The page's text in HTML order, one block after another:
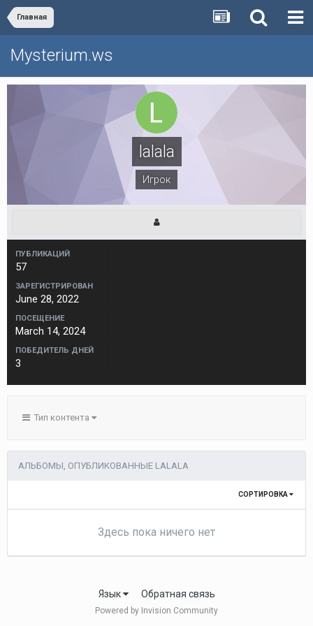
Главная
Mysterium.ws
lalala
Игрок
ПУБЛИКАЦИЙ
57
ЗАРЕГИСТРИРОВАН
June 28, 2022
ПОСЕЩЕНИЕ
March 14, 2024
ПОБЕДИТЕЛЬ ДНЕЙ
3
Тип контента
АЛЬБОМЫ, ОПУБЛИКОВАННЫЕ LALALA
СОРТИРОВКА
Здесь пока ничего нет
Язык Обратная связь
Powered by Invision Community